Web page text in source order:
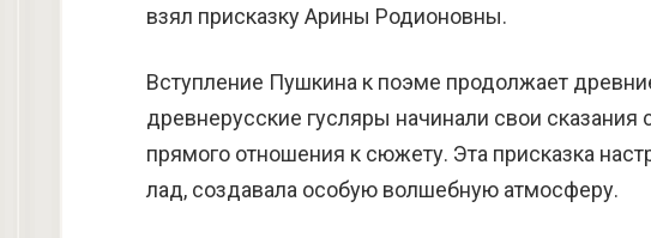
взял присказку Арины Родионовны.
Вступление Пушкина к поэме продолжает
древнерусские гусляры начинали свои
прямого отношения к сюжету. Эта присказка
лад, создавала особую волшебную атмосферу.